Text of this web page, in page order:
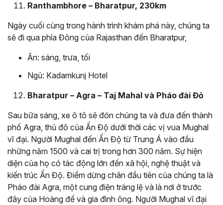
Ranthambhore – Bharatpur, 230km
Ngày cuối cùng trong hành trình khám phá này, chúng ta
sẽ đi qua phía Đông của Rajasthan đến Bharatpur,
Ăn: sáng, trưa, tối
Ngủ: Kadamkunj Hotel
Bharatpur – Agra – Taj Mahal và Pháo đài Đỏ
Sau bữa sáng, xe ô tô sẽ đón chúng ta và đưa đến thành
phố Agra, thủ đô của Ấn Độ dưới thời các vị vua Mughal
vĩ đại. Người Mughal đến Ấn Độ từ Trung Á vào đầu
những năm 1500 và cai trị trong hơn 300 năm. Sự hiện
diện của họ có tác động lớn đến xã hội, nghệ thuật và
kiến ​​trúc Ấn Độ. Điểm dừng chân đầu tiên của chúng ta là
Pháo đài Agra, một cung điện tráng lệ và là nơi ở trước
đây của Hoàng đế và gia đình ông. Người Mughal vĩ đại